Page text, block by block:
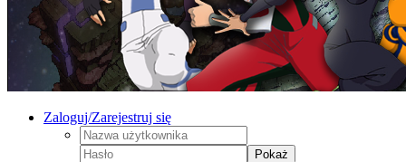
Zaloguj/Zarejestruj się
Pokaż